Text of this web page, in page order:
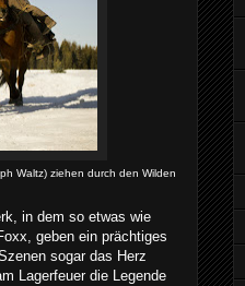
Waltz) ziehen durch den Wilden
in dem so etwas wie
geben ein prächtiges
sogar das Herz
Lagerfeuer die Legende